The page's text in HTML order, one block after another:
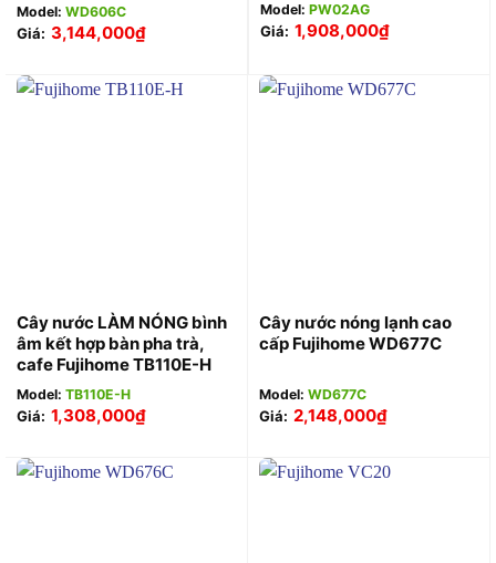
Model: WD606C
Giá: 3,144,000₫
Model: PW02AG
Giá: 1,908,000₫
Cây nước LÀM NÓNG bình
âm kết hợp bàn pha trà,
cafe Fujihome TB110E-H
Model: TB110E-H
Giá: 1,308,000₫
Cây nước nóng lạnh cao
cấp Fujihome WD677C
Model: WD677C
Giá: 2,148,000₫